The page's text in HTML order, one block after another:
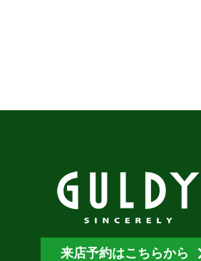
来店予約はこちらから